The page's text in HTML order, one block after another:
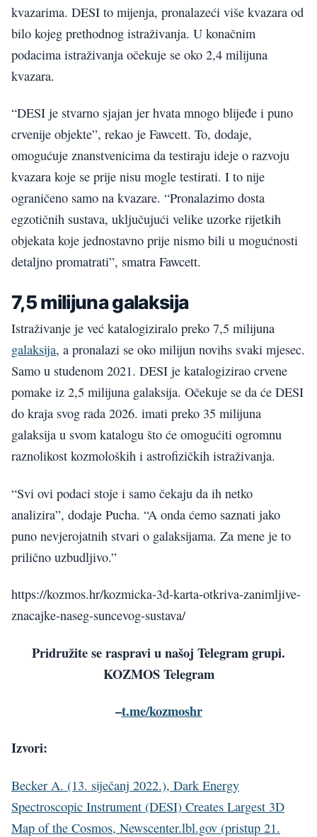
kvazarima. DESI to mijenja, pronalazeći više kvazara od
bilo kojeg prethodnog istraživanja. U konačnim
podacima istraživanja očekuje se oko 2,4 milijuna
kvazara.
“DESI je stvarno sjajan jer hvata mnogo blijeđe i puno
crvenije objekte”, rekao je Fawcett. To, dodaje,
omogućuje znanstvenicima da testiraju ideje o razvoju
kvazara koje se prije nisu mogle testirati. I to nije
ograničeno samo na kvazare. “Pronalazimo dosta
egzotičnih sustava, uključujući velike uzorke rijetkih
objekata koje jednostavno prije nismo bili u mogućnosti
detaljno promatrati”, smatra Fawcett.
7,5 milijuna galaksija
Istraživanje je već katalogiziralo preko 7,5 milijuna
galaksija, a pronalazi se oko milijun novihs svaki mjesec.
Samo u studenom 2021. DESI je katalogizirao crvene
pomake iz 2,5 milijuna galaksija. Očekuje se da će DESI
do kraja svog rada 2026. imati preko 35 milijuna
galaksija u svom katalogu što će omogućiti ogromnu
raznolikost kozmoloških i astrofizičkih istraživanja.
“Svi ovi podaci stoje i samo čekaju da ih netko
analizira”, dodaje Pucha. “A onda ćemo saznati jako
puno nevjerojatnih stvari o galaksijama. Za mene je to
prilično uzbudljivo.”
https://kozmos.hr/kozmicka-3d-karta-otkriva-zanimljive-
znacajke-naseg-suncevog-sustava/
Pridružite se raspravi u našoj Telegram grupi.
KOZMOS Telegram
–t.me/kozmoshr
Izvori:
Becker A. (13. siječanj 2022.), Dark Energy
Spectroscopic Instrument (DESI) Creates Largest 3D
Map of the Cosmos, Newscenter.lbl.gov (pristup 21.